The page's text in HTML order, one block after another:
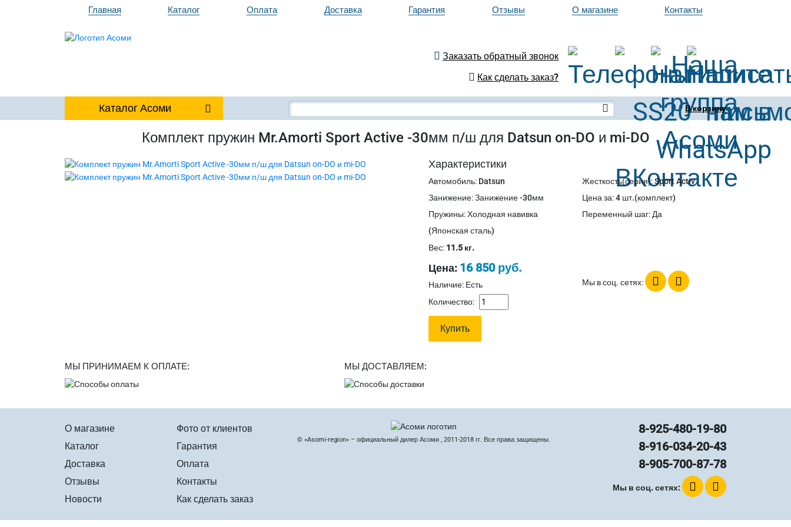
Главная Каталог Оплата Доставка Гарантия Отзывы О магазине Контакты
Заказать обратный звонок
Как сделать заказ?
Каталог Асоми В корзину
Комплект пружин Mr.Amorti Sport Active -30мм п/ш для Datsun on-DO и mi-DO
Характеристики
Автомобиль: Datsun Жесткость(серия):Sport Activ
Занижение:Занижение -30мм Цена за:4 шт.(комплект)
Пружины:Холодная навивка
(Японская сталь)
Переменный шаг: Да
Вес: 11.5 кг.
Цена: 16 850 руб.
Наличие: Есть
Количество:
Мы в соц. сетях:
МЫ ПРИНИМАЕМ К ОПЛАТЕ: МЫ ДОСТАВЛЯЕМ:
О магазине
Каталог
Доставка
Отзывы
Новости
Фото от клиентов
Гарантия
Оплата
Контакты
Как сделать заказ
© «Asomi-region» – официальный дилер Асоми , 2011-2018 гг. Все права защищены.
8-925-480-19-80
8-916-034-20-43
8-905-700-87-78
Мы в соц. сетях: